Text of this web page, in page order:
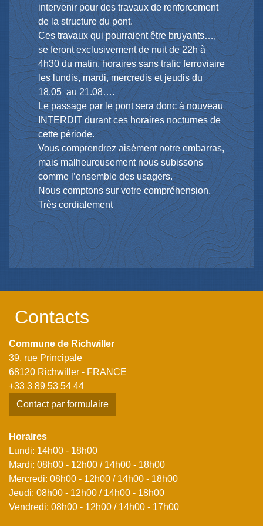
intervenir pour des travaux de renforcement
de la structure du pont.
Ces travaux qui pourraient être bruyants…,
se feront exclusivement de nuit de 22h à
4h30 du matin, horaires sans trafic ferroviaire
les lundis, mardi, mercredis et jeudis du
18.05 au 21.08….
Le passage par le pont sera donc à nouveau
INTERDIT durant ces horaires nocturnes de
cette période.
Vous comprendrez aisément notre embarras,
mais malheureusement nous subissons
comme l’ensemble des usagers.
Nous comptons sur votre compréhension.
Très cordialement
Contacts
Commune de Richwiller
39, rue Principale
68120 Richwiller - FRANCE
+33 3 89 53 54 44
Contact par formulaire
Horaires
Lundi: 14h00 - 18h00
Mardi: 08h00 - 12h00 / 14h00 - 18h00
Mercredi: 08h00 - 12h00 / 14h00 - 18h00
Jeudi: 08h00 - 12h00 / 14h00 - 18h00
Vendredi: 08h00 - 12h00 / 14h00 - 17h00